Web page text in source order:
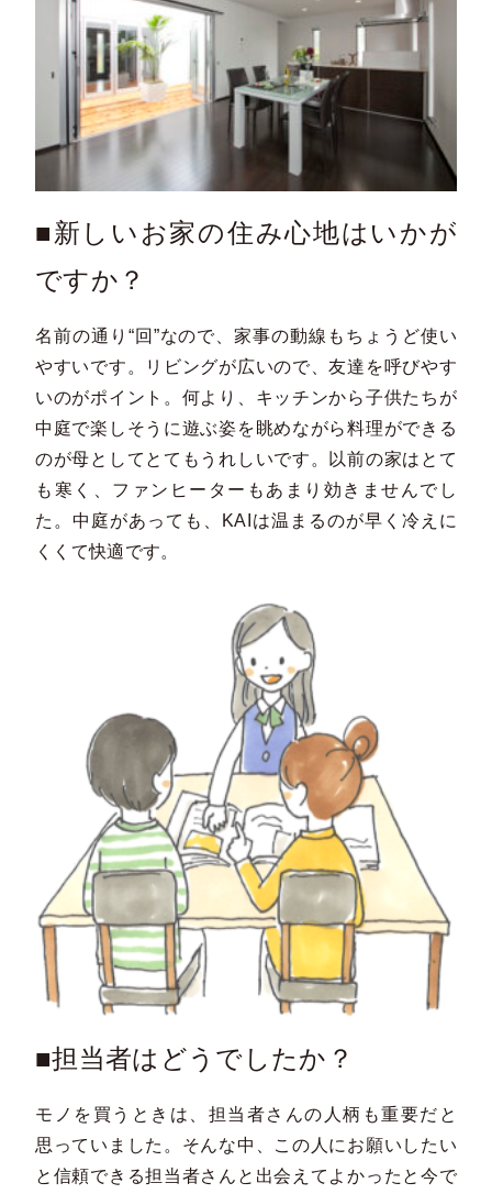
■新しいお家の住み心地はいかが
ですか？
名前の通り“回”なので、家事の動線もちょうど使い
やすいです。リビングが広いので、友達を呼びやす
いのがポイント。何より、キッチンから子供たちが
中庭で楽しそうに遊ぶ姿を眺めながら料理ができる
のが母としてとてもうれしいです。以前の家はとて
も寒く、ファンヒーターもあまり効きませんでし
た。中庭があっても、KAIは温まるのが早く冷えに
くくて快適です。
■担当者はどうでしたか？
モノを買うときは、担当者さんの人柄も重要だと
思っていました。そんな中、この人にお願いしたい
と信頼できる担当者さんと出会えてよかったと今で